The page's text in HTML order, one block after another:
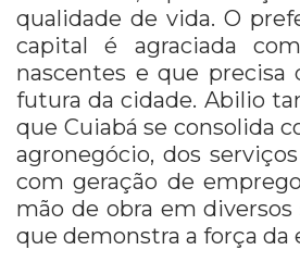
qualidade de vida. O
capital é agraciada
nascentes e que precisa
futura da cidade. Abilio
que Cuiabá se consolida
agronegócio, dos
com geração de
mão de obra em diversos
que demonstra a força da